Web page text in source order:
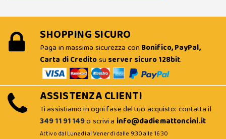
SHOPPING SICURO
Paga in massima sicurezza con Bonifico, PayPal,
Carta di Creditosu server sicuro 128bit.
ASSISTENZA CLIENTI
Ti assistiamo in ogni fase del tuo acquisto: contatta il
349 11 91 149o scrivi a info@dadiemattoncini.it
Attivo dal Lunedì al Venerdì dalle 9:30 alle 16:30